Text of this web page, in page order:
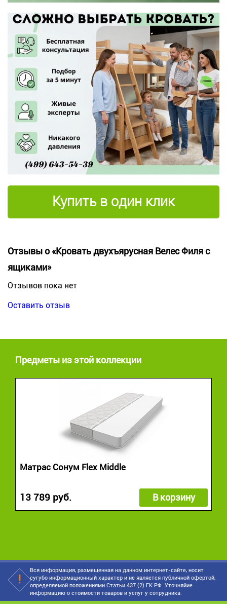
Купить в один клик
Отзывы о «Кровать двухъярусная Велес Филя с
ящиками»
Отзывов пока нет
Оставить отзыв
Предметы из этой коллекции
Матрас Сонум Flex Middle
13 789 руб. В корзину
Вся информация, размещенная на данном интернет-сайте, носит
сугубо информационный характер и не является публичной офертой,
определяемой положениями Статьи 437 (2) ГК РФ. Уточняйие
информацию о стоимости товаров и услуг у сотрудника.